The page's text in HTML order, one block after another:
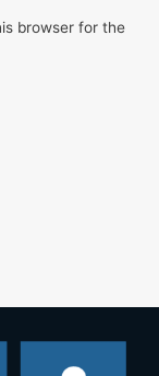
browser for the